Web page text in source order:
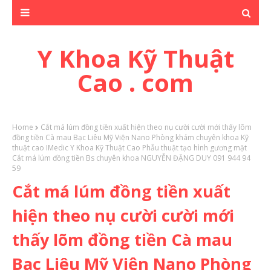
Y Khoa Kỹ Thuật
Cao . com
Home
Cắt má lúm đồng tiền xuất hiện theo nụ cười cười mới thấy lõm
đồng tiền Cà mau Bạc Liêu Mỹ Viện Nano Phòng khám chuyên khoa Kỹ
thuật cao IMedic Y Khoa Kỹ Thuật Cao Phẫu thuật tạo hình gương mặt
Cắt má lúm đồng tiền Bs chuyên khoa NGUYỄN ĐẶNG DUY 091 944 94
59
Cắt má lúm đồng tiền xuất
hiện theo nụ cười cười mới
thấy lõm đồng tiền Cà mau
Bạc Liêu Mỹ Viện Nano Phòng